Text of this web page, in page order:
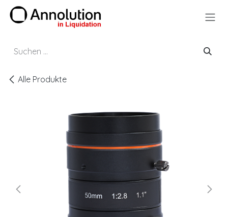
Zum Inhalt springen
Alle Produkte